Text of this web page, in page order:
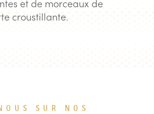
et de morceaux de
croustillante.
SUR NOS